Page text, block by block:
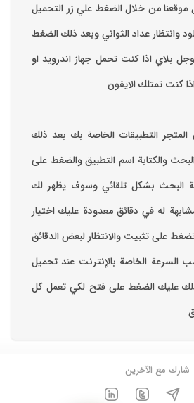
من خلال الضغط علي زر التحميل
وانتظار عداد الثواني وبعد ذلك الضغط
بلاي اذا كنت تحمل جهاز اندرويد او
كنت تمتلك الايفون
المتجر التطبيقات الخاصة بك ‏بعد ذلك
والكتابة اسم التطبيق والضغط على
البحث بشكل تلقائي وسوف يظهر لك
له في دقائق معدودة ‏عليك اختيار
على تثبيت والانتظار لبعض الدقائق
الخاصة بالإنترنت ‏عند تحميل
ذلك عليك الضغط على فتح لكي تعمل كل
شارك مع الآخرين